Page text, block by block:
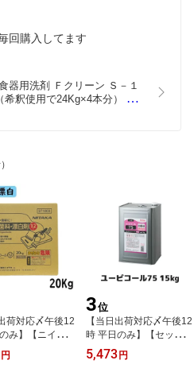
回購入してます
器用洗剤 Ｆクリーン Ｓ－１
希釈使用で24Kg×4本分） 業
荷対応〆午後12
み】【ニイタ
クロール12％ 2
） 業務用漂白
円
3位
【当日出荷対応〆午後12
時 平日のみ】【セッツ】
ユービコール75 15kg 一
斗缶 C-106 食品添加物
5,473円